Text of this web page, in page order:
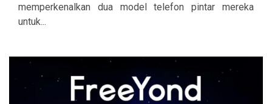
memperkenalkan dua model telefon pintar mereka
untuk...